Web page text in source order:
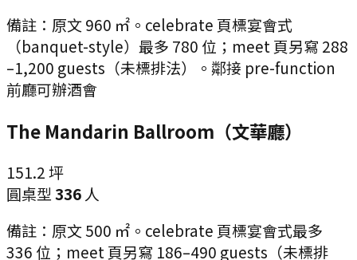
備註： 原文 960 ㎡。celebrate 頁標宴會式
（banquet-style）最多 780 位；meet 頁另寫 288
–1,200 guests（未標排法）。鄰接 pre-function
前廳可辦酒會
The Mandarin Ballroom（文華廳）
151.2坪
圓桌型 336 人
備註： 原文 500 ㎡。celebrate 頁標宴會式最多
336 位；meet 頁另寫 186–490 guests（未標排